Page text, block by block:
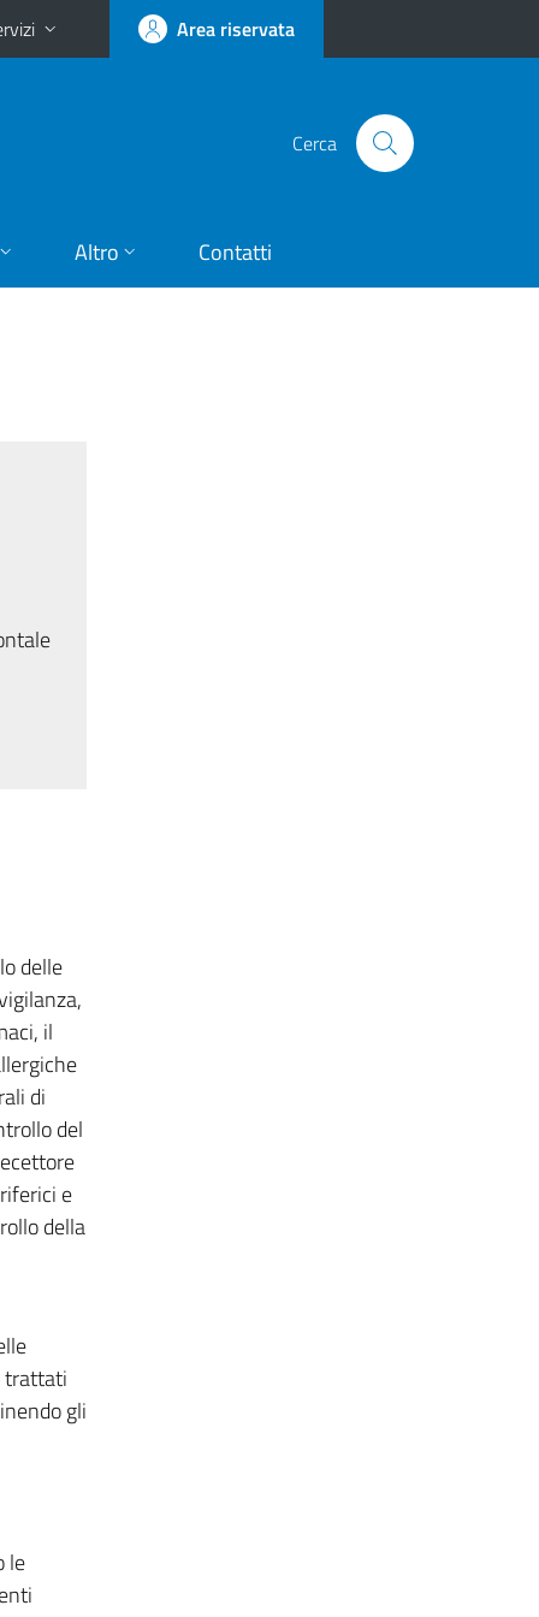
Area riservata
Cerca
Altro Contatti
delle
il
di
del
e
della
trattati
gli
le